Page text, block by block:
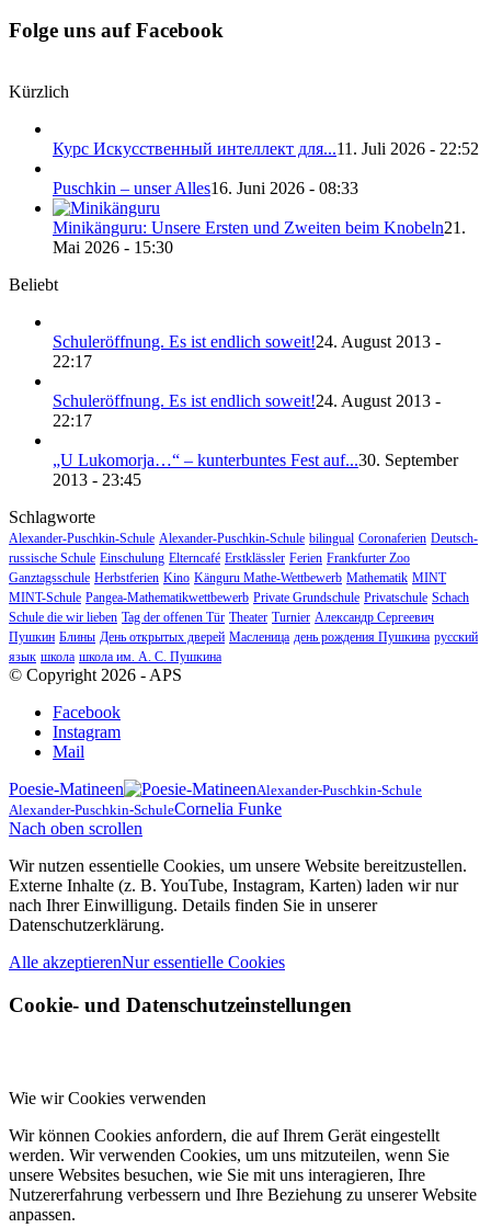
Folge uns auf Facebook
Kürzlich
Курс Искусственный интеллект для...11. Juli 2026 - 22:52
Puschkin – unser Alles16. Juni 2026 - 08:33
Minikänguru: Unsere Ersten und Zweiten beim Knobeln21.
Mai 2026 - 15:30
Beliebt
Schuleröffnung. Es ist endlich soweit!24. August 2013 -
22:17
Schuleröffnung. Es ist endlich soweit!24. August 2013 -
22:17
„U Lukomorja…“ – kunterbuntes Fest auf...30. September
2013 - 23:45
Schlagworte
Alexander-Puschkin-Schule Alexander-Puschkin-Schule bilingual Coronaferien Deutsch-
russische Schule Einschulung Elterncafé Erstklässler Ferien Frankfurter Zoo
Ganztagsschule Herbstferien Kino Känguru Mathe-Wettbewerb Mathematik MINT
MINT-Schule Pangea-Mathematikwettbewerb Private Grundschule Privatschule Schach
Schule die wir lieben Tag der offenen Tür Theater Turnier Александр Сергеевич
Пушкин Блины День открытых дверей Масленица день рождения Пушкина русский
язык школа школа им. А. С. Пушкина
© Copyright 2026 - APS
Facebook
Instagram
Mail
Poesie-Matineen
Alexander-Puschkin-Schule
Alexander-Puschkin-SchuleCornelia Funke
Nach oben scrollen
Wir nutzen essentielle Cookies, um unsere Website bereitzustellen.
Externe Inhalte (z. B. YouTube, Instagram, Karten) laden wir nur
nach Ihrer Einwilligung. Details finden Sie in unserer
Datenschutzerklärung.
Alle akzeptierenNur essentielle Cookies
Cookie- und Datenschutzeinstellungen
Wie wir Cookies verwenden
Wir können Cookies anfordern, die auf Ihrem Gerät eingestellt
werden. Wir verwenden Cookies, um uns mitzuteilen, wenn Sie
unsere Websites besuchen, wie Sie mit uns interagieren, Ihre
Nutzererfahrung verbessern und Ihre Beziehung zu unserer Website
anpassen.